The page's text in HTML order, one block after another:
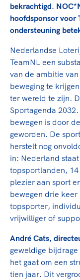
Sport gaat
Sport verenigt.
een rondje
de sportschool
voor Sifan
Groot en het
genieten van
de halve
Lees verder
High5
Ruimte voor
Beroepskrachten
Samen
Voor welk
langs de lijn, in
En wat mag
hier richting
onderdeel van
ongewenst
Lees verder
Top
De TeamNL
binnen
bestuurders,
toekomstig
Lees verder
bekrachtigd.
hoofdsponsor voor
ondersteuning
Nederlandse
TeamNL een
van de ambitie
beweging te
ter wereld te zijn.
Sportagenda
bewegen is door
geworden. De
herstelt nog
in: Nederland
topsportlanden,
plezier aan sport
bewegen drie
topsporter,
vrijwilliger of
André Cats,
geweldige
het gaat om een
tien jaar. Dit